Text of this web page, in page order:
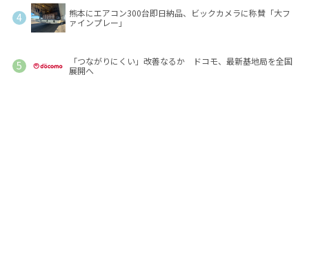
熊本にエアコン300台即日納品、ビックカメラに称賛「大フ
ァインプレー」
「つながりにくい」改善なるか ドコモ、最新基地局を全国
展開へ